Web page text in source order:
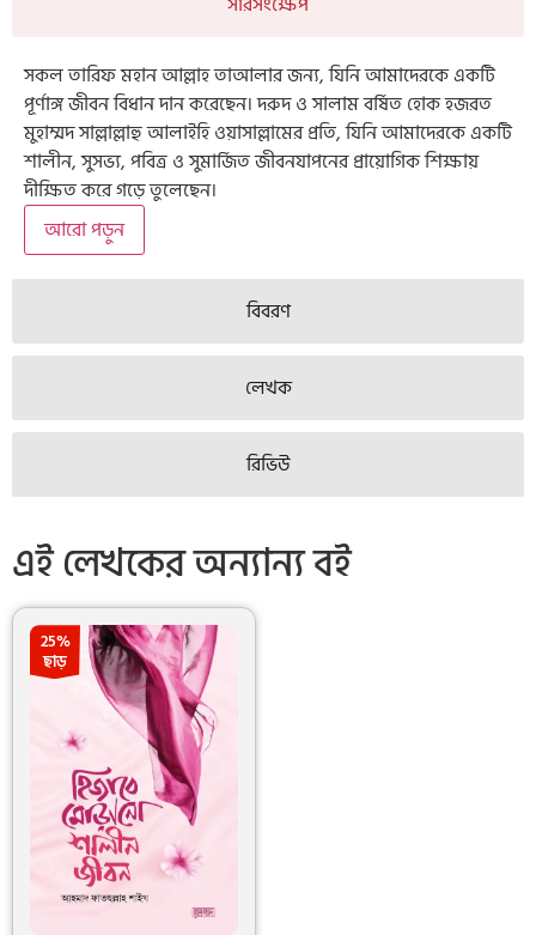
বিবরণ
লেখক
রিভিউ
সকল তারিফ মহান আল্লাহ তাআলার জন্য, যিনি আমাদেরকে একটি
পূর্ণাঙ্গ জীবন বিধান দান করেছেন। দরুদ ও সালাম বর্ষিত হোক হজরত
মুহাম্মদ সাল্লাল্লাহু আলাইহি ওয়াসাল্লামের প্রতি, যিনি আমাদেরকে একটি
শালীন, সুসভ্য, পবিত্র ও সুমার্জিত জীবনযাপনের প্রায়োগিক শিক্ষায়
দীক্ষিত করে গড়ে তুলেছেন।
আরো পড়ুন
এই লেখকের অন্যান্য বই
25%
ছাড়